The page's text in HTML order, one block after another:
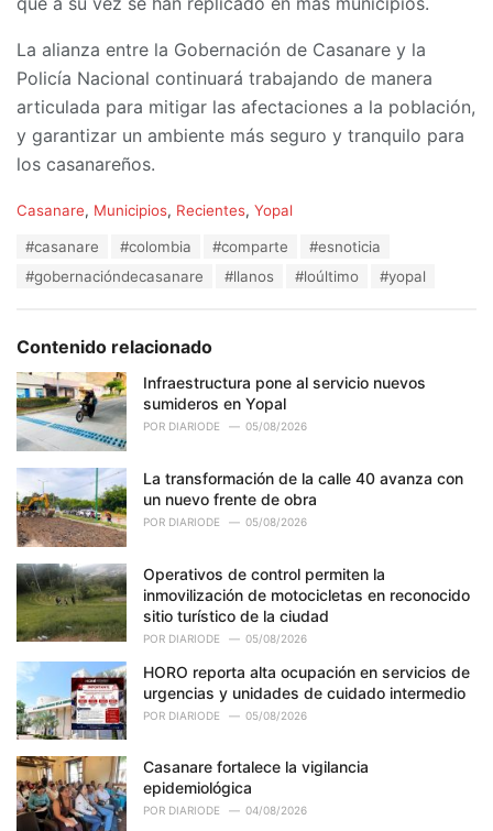
La alianza entre la Gobernación de Casanare y la
Policía Nacional continuará trabajando de manera
articulada para mitigar las afectaciones a la población,
y garantizar un ambiente más seguro y tranquilo para
los casanareños.
C
i
s
:
Casanare, Municipios, Recientes, Yopal
#casanare #colombia #comparte
#esnoticia
#gobernacióndecasanare
#llanos #loúltimo #yopal
Contenido relacionado
Infraestructura pone al servicio nuevos
sumideros en Yopal
POR DIARIODE 05/08/2026
La transformación de la calle 40 avanza con
un nuevo frente de obra
POR DIARIODE 05/08/2026
Operativos de control permiten la
inmovilización de motocicletas en reconocido
sitio turístico de la ciudad
POR DIARIODE 05/08/2026
HORO reporta alta ocupación en servicios de
urgencias y unidades de cuidado intermedio
POR DIARIODE 05/08/2026
Casanare fortalece la vigilancia
epidemiológica
POR DIARIODE 04/08/2026